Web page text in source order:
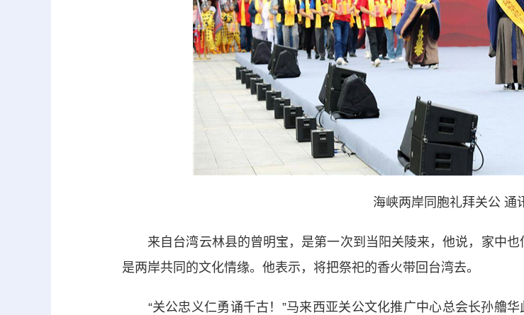
海峡两岸同胞礼拜关公 通
来自台湾云林县的曾明宝，是第一次到当阳关陵来，他说，家中也
是两岸共同的文化情缘。他表示，将把祭祀的香火带回台湾去。
“关公忠义仁勇诵千古！”马来西亚关公文化推广中心总会长孙艪华